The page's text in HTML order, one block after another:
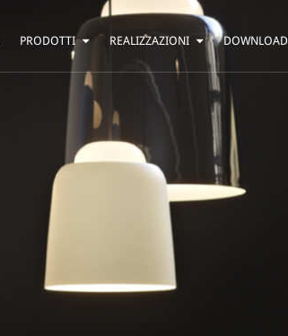
PRODOTTI
PARETE
SOFFITTO
REALIZZAZIONI
ABITAZIONI
BAR E RISTORANTI
UFFICI
ALTRO
DOWNLOAD